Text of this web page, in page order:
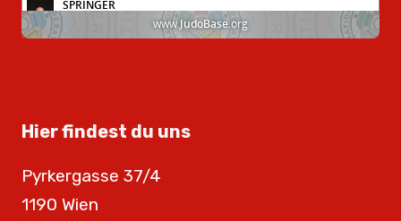
Hier findest du uns
Pyrkergasse 37/4
1190 Wien